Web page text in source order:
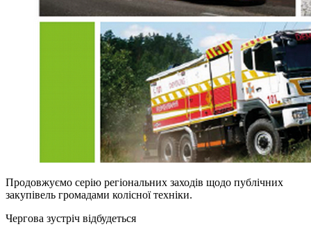
Продовжуємо серію регіональних заходів щодо публічних
закупівель громадами колісної техніки.
Чергова зустріч відбудеться